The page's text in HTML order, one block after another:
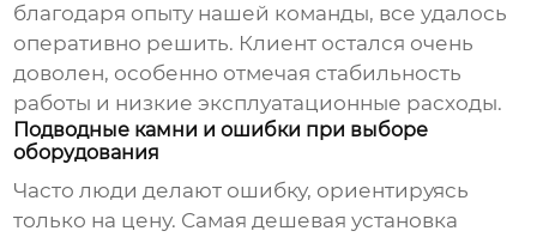
благодаря опыту нашей команды, все удалось
оперативно решить. Клиент остался очень
доволен, особенно отмечая стабильность
работы и низкие эксплуатационные расходы.
Подводные камни и ошибки при выборе
оборудования
Часто люди делают ошибку, ориентируясь
только на цену. Самая дешевая установка